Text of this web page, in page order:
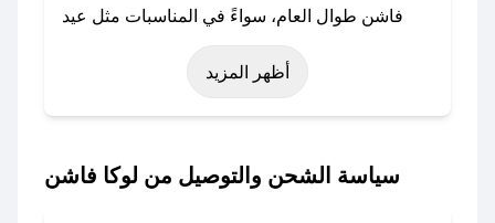
فاشن طوال العام، سواءً في المناسبات مثل عيد
الفطر، عيد الأضحى، الجمعة البيضاء (شهر نوفمبر)،
رمضان، اليوم الوطني، يوم التأسيس، أو حتى عروض
باستخدام تطبيق صحصح، يمكنك العثور بسهولة على
أظهر المزيد
سياسة الشحن والتوصيل من لوكا فاشن